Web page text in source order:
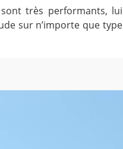
très performants, lui
sur n’importe que type